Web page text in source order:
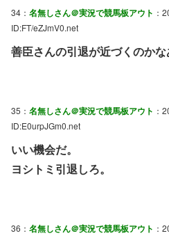
34： 名無しさん＠実況で競馬板アウト ：
ID:FT/eZJmV0.net
善臣さんの引退が近づくのかな
35： 名無しさん＠実況で競馬板アウト ：
ID:E0urpJGm0.net
いい機会だ。
ヨシトミ引退しろ。
36： 名無しさん＠実況で競馬板アウト ：